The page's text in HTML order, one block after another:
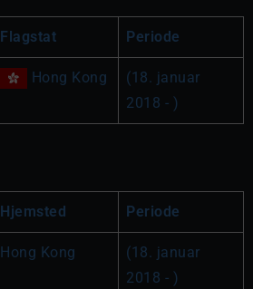
Flagstat Periode
Hong Kong
(18. januar
2018 - )
Hjemsted Periode
Hong Kong
(18. januar
2018 - )